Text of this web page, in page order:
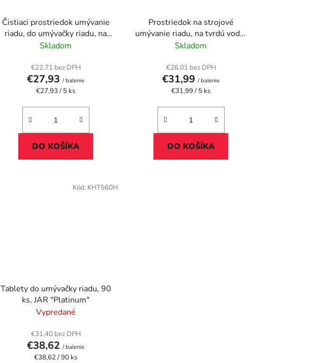
Čistiaci prostriedok umývanie
riadu, do umývačky riadu, na
tvrdú vodu, 5 l, CIF "Pro
Skladom
€22,71 bez DPH
€27,93/ balenie
Jednotková
€27,93 / 5 ks
DO KOŠÍKA
Prostriedok na strojové
umývanie riadu, na tvrdú vodu,
5 l, CIF "Pro Formula"
Skladom
€26,01 bez DPH
€31,99/ balenie
Jednotková
€31,99 / 5 ks
DO KOŠÍKA
Tablety do umývačky riadu, 90
ks, JAR "Platinum"
Vypredané
€31,40 bez DPH
€38,62/ balenie
Jednotková
€38,62 / 90 ks
Kód: KHT560H